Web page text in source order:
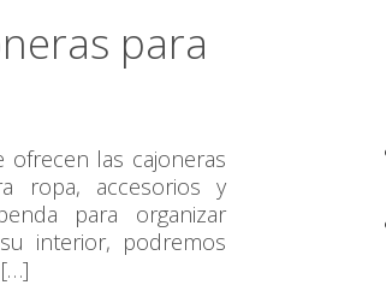
para
las cajoneras
ropa, accesorios y
para organizar
interior, podremos